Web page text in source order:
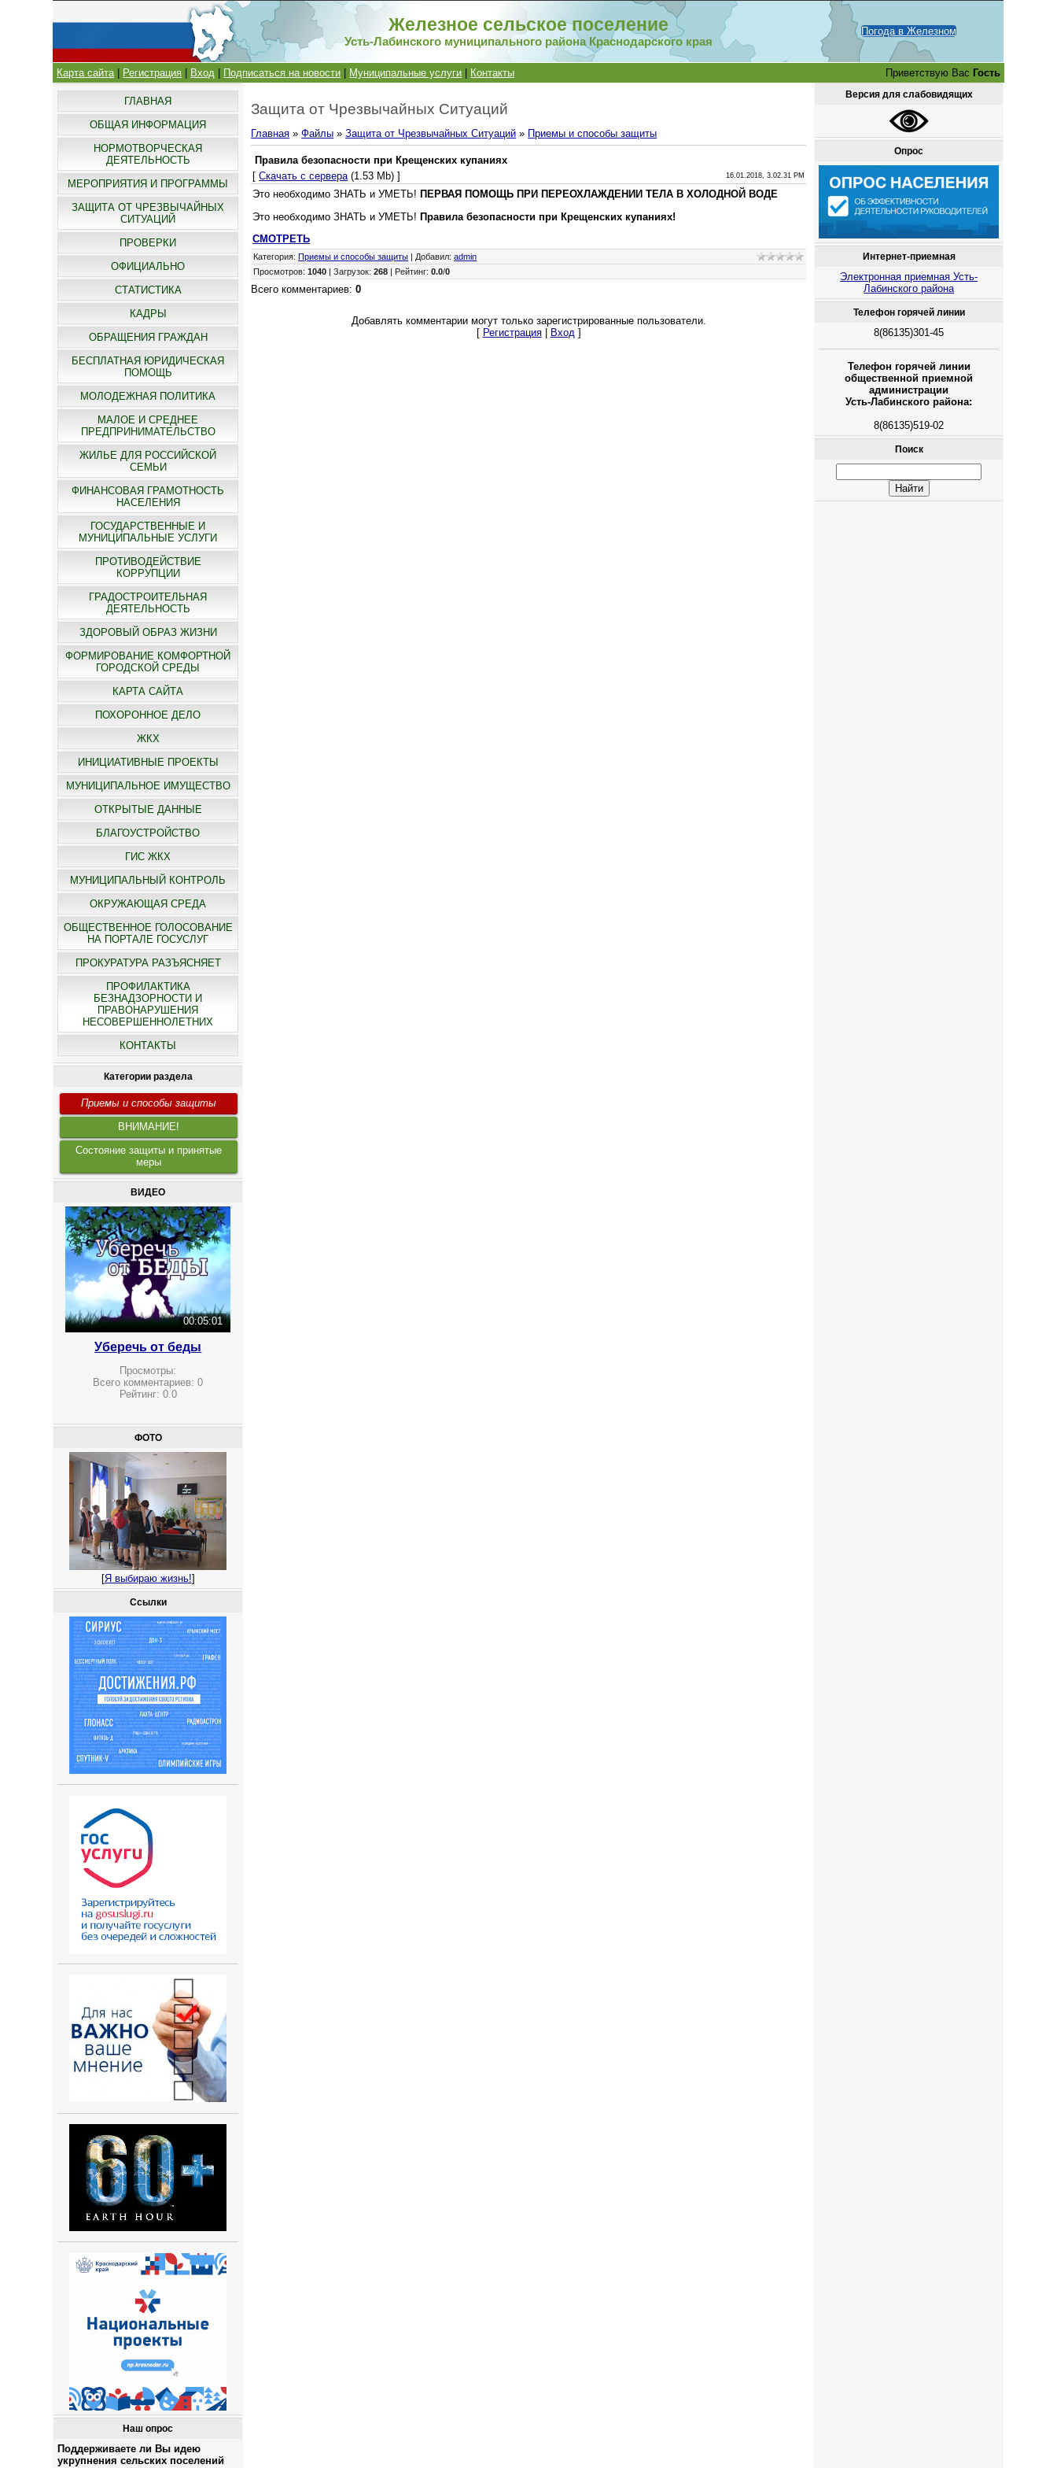
Железное сельское поселение
Усть-Лабинского муниципального района Краснодарского края
Погода в Железном
Карта сайта| Регистрация Вход Подписаться на новости Муниципальные услуги Контакты Приветствую Вас Гость
ГЛАВНАЯ
ОБЩАЯ ИНФОРМАЦИЯ
НОРМОТВОРЧЕСКАЯ
ДЕЯТЕЛЬНОСТЬ
МЕРОПРИЯТИЯ И ПРОГРАММЫ
ЗАЩИТА ОТ ЧРЕЗВЫЧАЙНЫХ
СИТУАЦИЙ
ПРОВЕРКИ
ОФИЦИАЛЬНО
СТАТИСТИКА
КАДРЫ
ОБРАЩЕНИЯ ГРАЖДАН
БЕСПЛАТНАЯ ЮРИДИЧЕСКАЯ
ПОМОЩЬ
МОЛОДЕЖНАЯ ПОЛИТИКА
МАЛОЕ И СРЕДНЕЕ
ПРЕДПРИНИМАТЕЛЬСТВО
ЖИЛЬЕ ДЛЯ РОССИЙСКОЙ
СЕМЬИ
ФИНАНСОВАЯ ГРАМОТНОСТЬ
НАСЕЛЕНИЯ
ГОСУДАРСТВЕННЫЕ И
МУНИЦИПАЛЬНЫЕ УСЛУГИ
ПРОТИВОДЕЙСТВИЕ
КОРРУПЦИИ
ГРАДОСТРОИТЕЛЬНАЯ
ДЕЯТЕЛЬНОСТЬ
ЗДОРОВЫЙ ОБРАЗ ЖИЗНИ
ФОРМИРОВАНИЕ КОМФОРТНОЙ
ГОРОДСКОЙ СРЕДЫ
КАРТА САЙТА
ПОХОРОННОЕ ДЕЛО
ЖКХ
ИНИЦИАТИВНЫЕ ПРОЕКТЫ
МУНИЦИПАЛЬНОЕ ИМУЩЕСТВО
ОТКРЫТЫЕ ДАННЫЕ
БЛАГОУСТРОЙСТВО
ГИС ЖКХ
МУНИЦИПАЛЬНЫЙ КОНТРОЛЬ
ОКРУЖАЮЩАЯ СРЕДА
ОБЩЕСТВЕННОЕ ГОЛОСОВАНИЕ
НА ПОРТАЛЕ ГОСУСЛУГ
ПРОКУРАТУРА РАЗЪЯСНЯЕТ
ПРОФИЛАКТИКА
БЕЗНАДЗОРНОСТИ И
ПРАВОНАРУШЕНИЯ
НЕСОВЕРШЕННОЛЕТНИХ
КОНТАКТЫ
Категории раздела
Приемы и способы защиты
ВНИМАНИЕ!
Состояние защиты и принятые
меры
ВИДЕО
00:05:01
Уберечь от беды
Просмотры:
Всего комментариев:0
Рейтинг: 0.0
ФОТО
[Я выбираю жизнь!]
Ссылки
Наш опрос
Поддерживаете ли Вы идею
укрупнения сельских поселений
Защита от Чрезвычайных Ситуаций
Главная »Файлы »Защита от Чрезвычайных Ситуаций » Приемы и способы защиты
Правила безопасности при Крещенских купаниях
[Скачать с сервера(1.53 Mb) ] 16.01.2018, 3.02.31 PM
Это необходимо ЗНАТЬ и УМЕТЬ! ПЕРВАЯ ПОМОЩЬ ПРИ ПЕРЕОХЛАЖДЕНИИ ТЕЛА В ХОЛОДНОЙ ВОДЕ
Это необходимо ЗНАТЬ и УМЕТЬ!Правила безопасности при Крещенских купаниях!
СМОТРЕТЬ
Категория: Приемы и способы защиты Добавил:admin
Просмотров:1040 |Загрузок:268 Рейтинг:0.0/0
Всего комментариев:0
Добавлять комментарии могут только зарегистрированные пользователи.
[ Регистрация| Вход]
Версия для слабовидящих
Опрос
Интернет-приемная
Электронная приемная Усть-
Лабинского района
Телефон горячей линии
8(86135)301-45
Телефон горячей линии
общественной приемной
администрации
Усть-Лабинского района:
8(86135)519-02
Поиск